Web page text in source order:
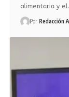
alimentaria y el
Por Redacción